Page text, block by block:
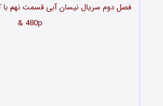
فصل دوم سریال نیسان آبی قسمتنهم
& 480p